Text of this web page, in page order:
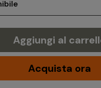
Aggiungi al
Acquista ora